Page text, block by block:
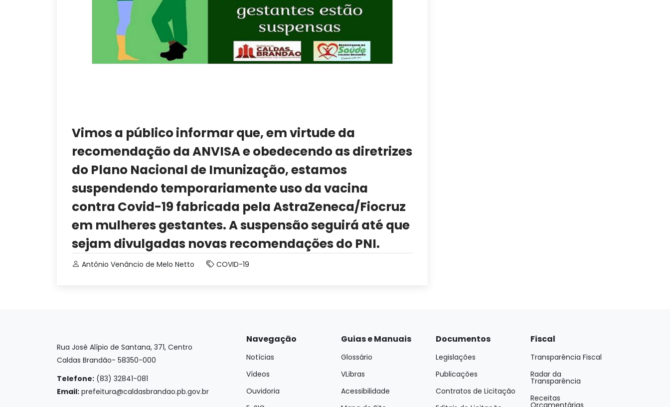
Vimos a público informar que, em virtude da
recomendação da ANVISA e obedecendo as diretrizes
do Plano Nacional de Imunização, estamos
suspendendo temporariamente uso da vacina
contra Covid-19 fabricada pela AstraZeneca/Fiocruz
em mulheres gestantes. A suspensão seguirá até que
sejam divulgadas novas recomendações do PNI.
Antônio Venâncio de Melo Netto COVID-19
Rua José Alípio de Santana, 371, Centro
Caldas Brandão- 58350-000
Telefone: (83) 32841-081
Email: prefeitura@caldasbrandao.pb.gov.br
Navegação
Notícias
Vídeos
Ouvidoria
Guias e Manuais
Glossário
VLibras
Acessibilidade
Documentos
Legislações
Publicações
Contratos de Licitação
Fiscal
Transparência Fiscal
Radar da
Transparência
Receitas
Orçamentárias